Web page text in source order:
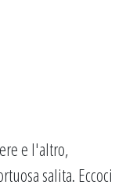
e l'altro,
salita. Eccoci